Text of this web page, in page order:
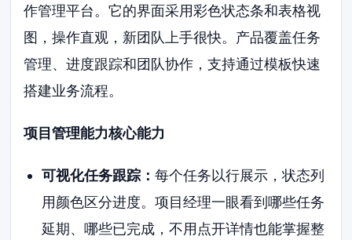
作管理平台。它的界面采用彩色状态条和表格视
图，操作直观，新团队上手很快。产品覆盖任务
管理、进度跟踪和团队协作，支持通过模板快速
搭建业务流程。
项目管理能力核心能力
可视化任务跟踪： 每个任务以行展示，状态列
用颜色区分进度。项目经理一眼看到哪些任务
延期、哪些已完成，不用点开详情也能掌握整